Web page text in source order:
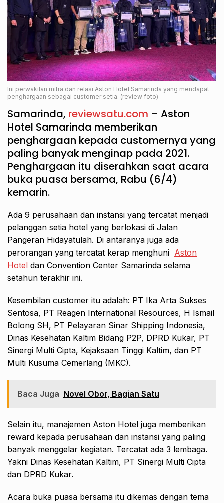
Ini perwakilan mitra dan relasi Aston Hotel Samarinda yang mendapat
penghargaan sebagai customer setia. (review foto)
Samarinda, reviewsatu.com – Aston
Hotel Samarinda memberikan
penghargaan kepada customernya yang
paling banyak menginap pada 2021.
Penghargaan itu diserahkan saat acara
buka puasa bersama, Rabu (6/4)
kemarin.
Ada 9 perusahaan dan instansi yang tercatat menjadi
pelanggan setia hotel yang berlokasi di Jalan
Pangeran Hidayatulah. Di antaranya juga ada
perorangan yang tercatat kerap menghuni Aston
Hotel dan Convention Center Samarinda selama
setahun terakhir ini.
Kesembilan customer itu adalah: PT Ika Arta Sukses
Sentosa, PT Reagen International Resources, H Ismail
Bolong SH, PT Pelayaran Sinar Shipping Indonesia,
Dinas Kesehatan Kaltim Bidang P2P, DPRD Kukar, PT
Sinergi Multi Cipta, Kejaksaan Tinggi Kaltim, dan PT
Multi Kusuma Cemerlang (MKC).
Baca Juga Novel Obor, Bagian Satu
Selain itu, manajemen Aston Hotel juga memberikan
reward kepada perusahaan dan instansi yang paling
banyak menggelar kegiatan. Tercatat ada 3 lembaga.
Yakni Dinas Kesehatan Kaltim, PT Sinergi Multi Cipta
dan DPRD Kukar.
Acara buka puasa bersama itu dikemas dengan tema